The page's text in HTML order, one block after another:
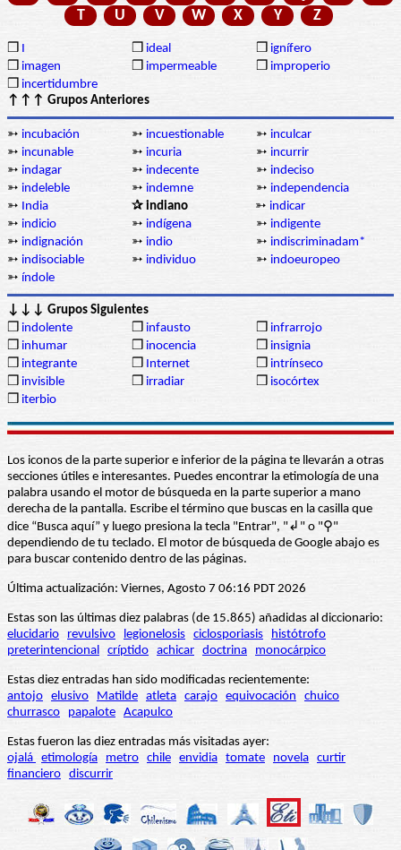
T
U V W X Y Z
❒ I ❒ ideal ❒ ignífero
❒ imagen ❒ impermeable ❒ improperio
❒ incertidumbre
↑↑↑ Grupos Anteriores
➳ incubación ➳ incuestionable ➳ inculcar
➳ incunable ➳ incuria ➳ incurrir
➳ indagar ➳ indecente ➳ indeciso
➳ indeleble ➳ indemne ➳ independencia
➳ India ✰ indiano ➳ indicar
➳ indicio ➳ indígena ➳ indigente
➳ indignación ➳ indio ➳ indiscriminadam*
➳ indisociable ➳ individuo ➳ indoeuropeo
➳ índole
↓↓↓ Grupos Siguientes
❒ indolente ❒ infausto ❒ infrarrojo
❒ inhumar ❒ inocencia ❒ insignia
❒ integrante ❒ Internet ❒ intrínseco
❒ invisible ❒ irradiar ❒ isocórtex
❒ iterbio
Los iconos de la parte superior e inferior de la página te llevarán a otras
secciones útiles e interesantes. Puedes encontrar la etimología de una
palabra usando el motor de búsqueda en la parte superior a mano
derecha de la pantalla. Escribe el término que buscas en la casilla que
dice “Busca aquí” y luego presiona la tecla "Entrar", "↲" o "⚲"
dependiendo de tu teclado. El motor de búsqueda de Google abajo es
para buscar contenido dentro de las páginas.
Última actualización: Viernes, Agosto 7 06:16 PDT 2026
Estas son las últimas diez palabras (de 15.865) añadidas al diccionario:
elucidario
revulsivo legionelosis ciclosporiasis
histótrofo
preterintencional críptido achicar doctrina monocárpico
Estas diez entradas han sido modificadas recientemente:
antojo elusivo Matilde atleta carajo equivocación
chuico
churrasco
papalote Acapulco
Estas fueron las diez entradas más visitadas ayer:
ojalá etimología metro chile envidia tomate novela curtir
financiero discurrir